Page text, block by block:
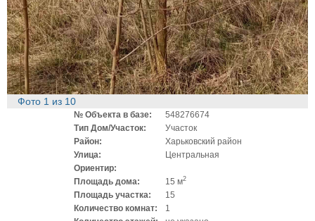
Фото 1 из 10
№ Объекта в базе:
548276674
Тип Дом/Участок:
Участок
Район:
Харьковский район
Улица:
Центральная
Ориентир:
Площадь дома:
15 м2
Площадь участка:
15
Количество комнат:
1